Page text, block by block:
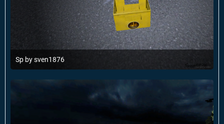
Sp by sven1876
19. Mai 2014 um 12:37